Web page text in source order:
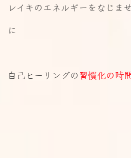
レイキのエネルギーをなじま
に
自己ヒーリングの習慣化の時